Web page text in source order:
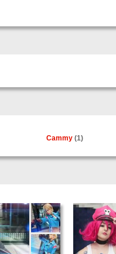
Cammy (1)